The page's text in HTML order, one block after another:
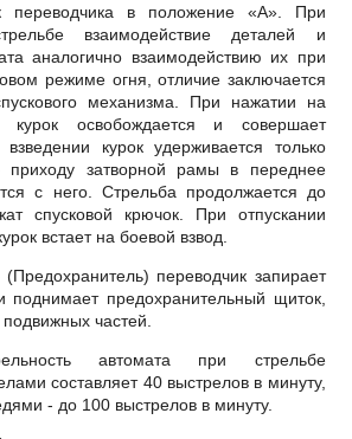
переводчика в положение «А». При
взаимодействие деталей и
аналогично взаимодействию их при
режиме огня, отличие заключается
механизма. При нажатии на
курок освобождается и совершает
курок удерживается только
приходу затворной рамы в переднее
с него. Стрельба продолжается до
спусковой крючок. При отпускании
встает на боевой взвод.
переводчик запирает
поднимает предохранительный щиток,
частей.
автомата при стрельбе
составляет 40 выстрелов в минуту,
- до 100 выстрелов в минуту.